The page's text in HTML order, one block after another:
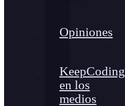
Opiniones
KeepCoding
en los
medios